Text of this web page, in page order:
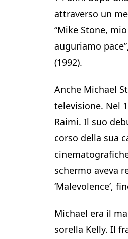
attraverso un
“Mike Stone,
auguriamo
(1992).
Anche Michael
televisione. Nel
Raimi. Il suo
corso della sua
schermo aveva
‘Malevolence’,
Michael era il
sorella Kelly. Il